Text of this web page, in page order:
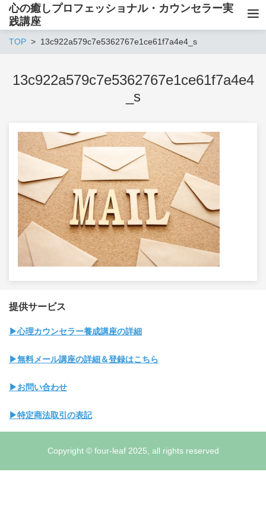
心の癒しプロフェッショナル・カウンセラー実
践講座
TOP 13c922a579c7e5362767e1ce61f7a4e4_s
13c922a579c7e5362767e1ce61f7a4e4
_s
提供サービス
▶心理カウンセラー養成講座の詳細
▶無料メール講座の詳細＆登録はこちら
▶お問い合わせ
▶特定商法取引の表記
Copyright © four-leaf 2025, all rights reserved